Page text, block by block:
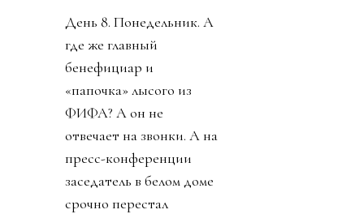
День 8. Понедельник. А
где же главный
бенефициар и
«папочка» лысого из
ФИФА? А он не
отвечает на звонки. А на
пресс-конференции
заседатель в белом доме
срочно перестал